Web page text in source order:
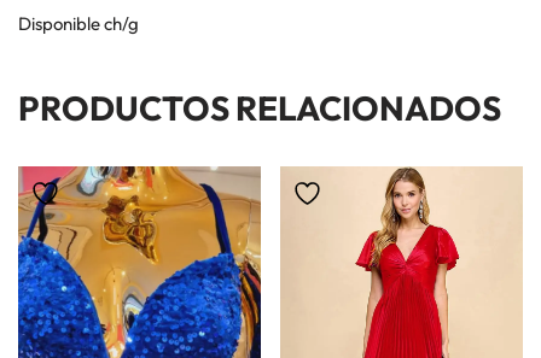
Disponible ch/g
PRODUCTOS RELACIONADOS